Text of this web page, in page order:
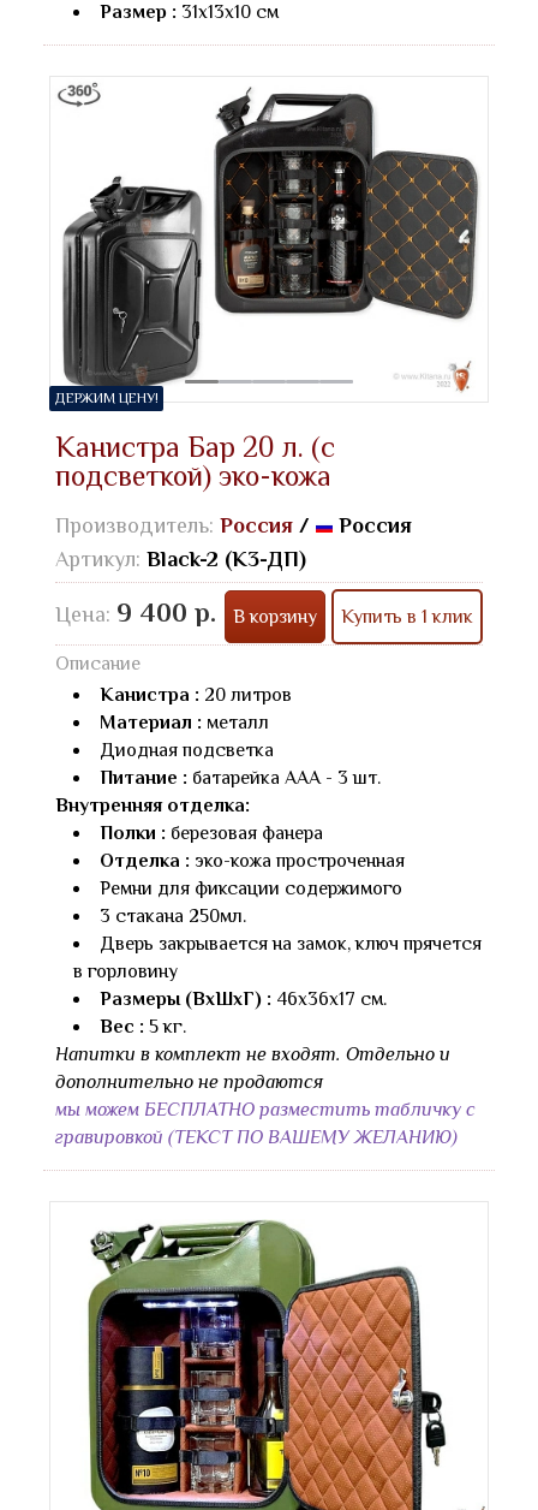
Размер : 31х13х10 см
ДЕРЖИМ ЦЕНУ!
Канистра Бар 20 л. (с
подсветкой) эко-кожа
Производитель: Россия /
Россия
Артикул: Black-2 (К3-ДП)
Цена: 9 400 р. В корзину Купить в 1 клик
Описание
Канистра : 20 литров
Материал : металл
Диодная подсветка
Питание : батарейка AAA - 3 шт.
Внутренняя отделка:
Полки : березовая фанера
Отделка : эко-кожа простроченная
Ремни для фиксации содержимого
3 стакана 250мл.
Дверь закрывается на замок, ключ прячется
в горловину
Размеры (ВхШхГ) : 46х36х17 см.
Вес : 5 кг.
Напитки в комплект не входят. Отдельно и
дополнительно не продаются
мы можем БЕСПЛАТНО разместить табличку с
гравировкой (ТЕКСТ ПО ВАШЕМУ ЖЕЛАНИЮ)